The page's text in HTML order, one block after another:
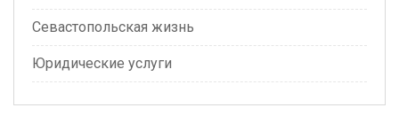
Севастопольская жизнь
Юридические услуги